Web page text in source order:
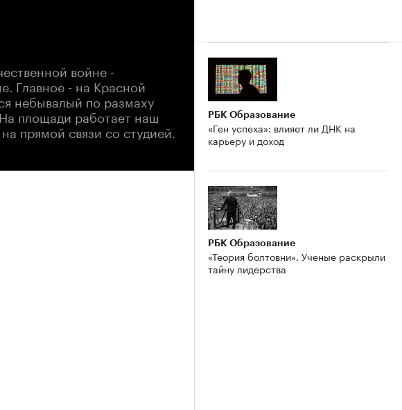
войне -
Главное - на Красной
небывалый по размаху
площади работает наш
прямой связи со студией.
РБК Образование
«Ген успеха»: влияет ли ДНК на
карьеру и доход
РБК Образование
«Теория болтовни». Ученые раскрыли
тайну лидерства